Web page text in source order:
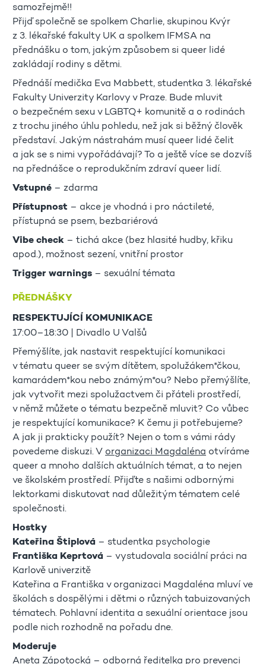
samozřejmě!!
Přijď společně se spolkem Charlie, skupinou Kvýr
z 3. lékařské fakulty UK a spolkem IFMSA na
přednášku o tom, jakým způsobem si queer lidé
zakládají rodiny s dětmi.
Přednáší medička Eva Mabbett, studentka 3. lékařské
Fakulty Univerzity Karlovy v Praze. Bude mluvit
o bezpečném sexu v LGBTQ+ komunitě a o rodinách
z trochu jiného úhlu pohledu, než jak si běžný člověk
představí. Jakým nástrahám musí queer lidé čelit
a jak se s nimi vypořádávají? To a ještě více se dozvíš
na přednášce o reprodukčním zdraví queer lidí.
Vstupné – zdarma
Přístupnost – akce je vhodná i pro náctileté,
přístupná se psem, bezbariérová
Vibe check – tichá akce (bez hlasité hudby, křiku
apod.), možnost sezení, vnitřní prostor
Trigger warnings – sexuální témata
PŘEDNÁŠKY
RESPEKTUJÍCÍ KOMUNIKACE
17:00–18:30 | Divadlo U Valšů
Přemýšlíte, jak nastavit respektující komunikaci
v tématu queer se svým dítětem, spolužákem*čkou,
kamarádem*kou nebo známým*ou? Nebo přemýšlíte,
jak vytvořit mezi spolužactvem či přáteli prostředí,
v němž můžete o tématu bezpečně mluvit? Co vůbec
je respektující komunikace? K čemu ji potřebujeme?
A jak ji prakticky použít? Nejen o tom s vámi rády
povedeme diskuzi. V organizaci Magdaléna otvíráme
queer a mnoho dalších aktuálních témat, a to nejen
ve školském prostředí. Přijďte s našimi odbornými
lektorkami diskutovat nad důležitým tématem celé
společnosti.
Hostky
Kateřina Štiplová – studentka psychologie
Františka Keprtová – vystudovala sociální práci na
Karlově univerzitě
Kateřina a Františka v organizaci Magdaléna mluví ve
školách s dospělými i dětmi o různých tabuizovaných
tématech. Pohlavní identita a sexuální orientace jsou
podle nich rozhodně na pořadu dne.
Moderuje
Aneta Zápotocká – odborná ředitelka pro prevenci